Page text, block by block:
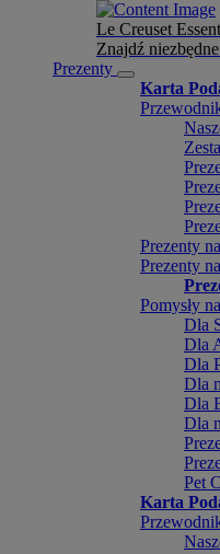
Le Creuset
Znajdź
Prezenty
Karta
Prezenty
Prezenty
Pomysły
Dla
Dla
Dla
Dla
Dla
Dla
Pet
Karta